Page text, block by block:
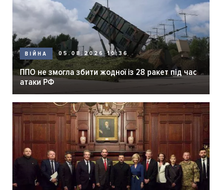
ВІЙНА 05.08.2026 10:36
ППО не змогла збити жодної із 28 ракет під час
атаки РФ